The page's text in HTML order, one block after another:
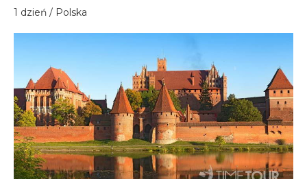
1 dzień / Polska